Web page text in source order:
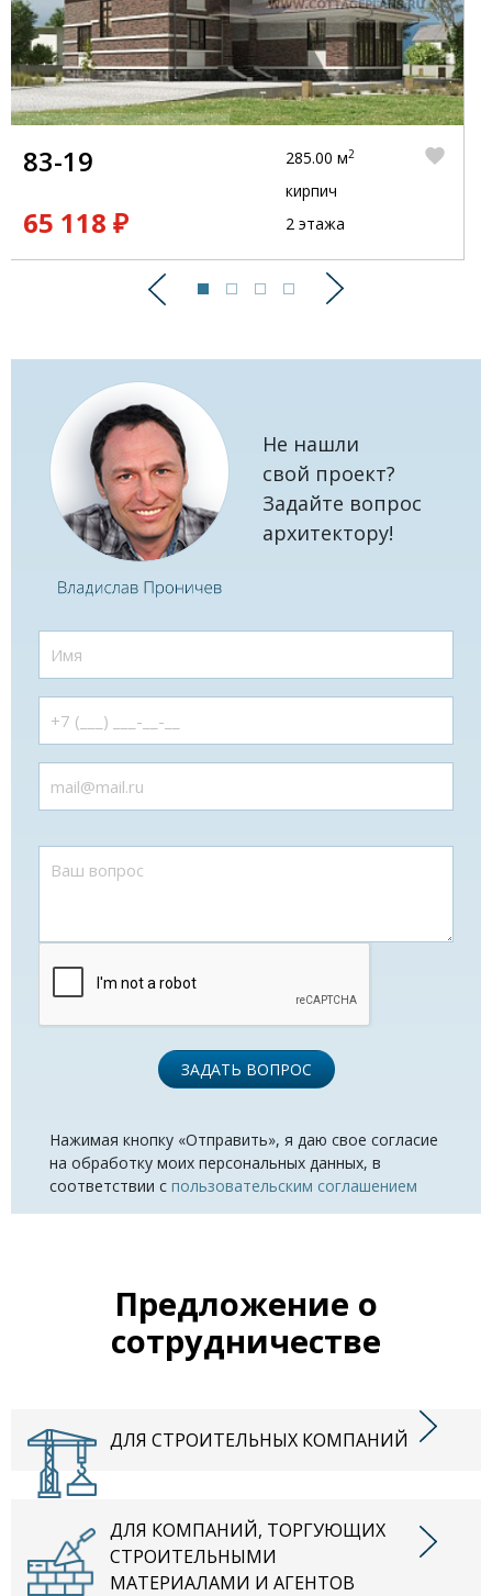
Предыдущий Следующий
83-19
65 118 ₽
285.00 м2
кирпич
2 этажа
Не нашли
свой проект?
Задайте вопрос
архитектору!
ЗАДАТЬ ВОПРОС
Нажимая кнопку «Отправить», я даю свое согласие
на обработку моих персональных данных, в
соответствии с пользовательским соглашением
Предложение о
сотрудничестве
ДЛЯ СТРОИТЕЛЬНЫХ КОМПАНИЙ
ДЛЯ КОМПАНИЙ, ТОРГУЮЩИХ
СТРОИТЕЛЬНЫМИ
МАТЕРИАЛАМИ И АГЕНТОВ